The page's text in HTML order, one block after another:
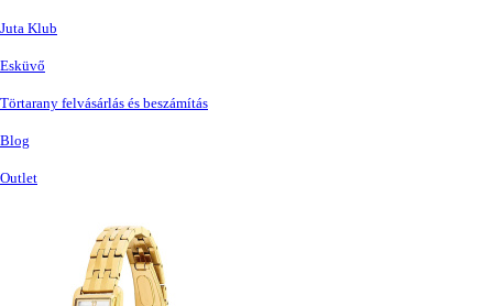
Juta Klub
Esküvő
Törtarany felvásárlás és beszámítás
Blog
Outlet